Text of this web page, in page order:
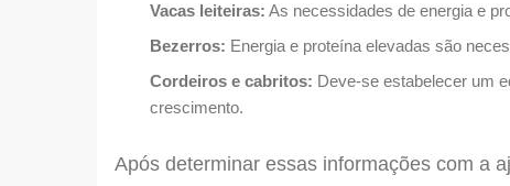
Vacas leiteiras: As necessidades de energia e
Bezerros: Energia e proteína elevadas são
Cordeiros e cabritos: Deve-se estabelecer um
crescimento.
Após determinar essas informações com a